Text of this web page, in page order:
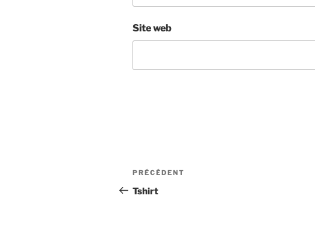
Site web
Navigation
de
Article
précédent
PRÉCÉDENT
Tshirt